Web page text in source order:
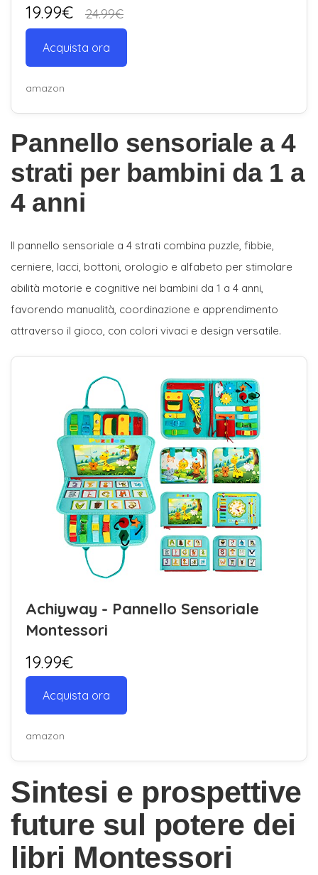
19.99€ 24.99€
Acquista ora
amazon
Pannello sensoriale a 4
strati per bambini da 1 a
4 anni
Il pannello sensoriale a 4 strati combina puzzle, fibbie,
cerniere, lacci, bottoni, orologio e alfabeto per stimolare
abilità motorie e cognitive nei bambini da 1 a 4 anni,
favorendo manualità, coordinazione e apprendimento
attraverso il gioco, con colori vivaci e design versatile.
Achiyway - Pannello Sensoriale
Montessori
19.99€
Acquista ora
amazon
Sintesi e prospettive
future sul potere dei
libri Montessori